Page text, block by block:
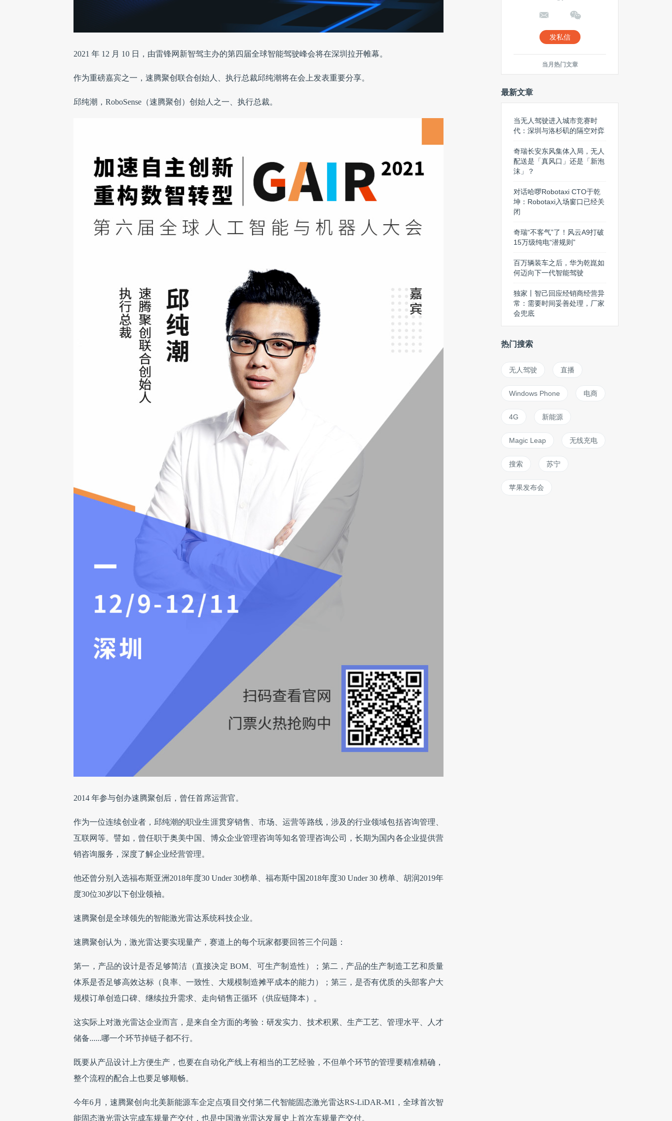
2021 年 12 月 10 日，由雷锋网新智驾主办的第四届全球智能驾驶峰会将在深圳拉开帷幕。
作为重磅嘉宾之一，速腾聚创联合创始人、执行总裁邱纯潮将在会上发表重要分享。
邱纯潮，RoboSense（速腾聚创）创始人之一、执行总裁。
2014 年参与创办速腾聚创后，曾任首席运营官。
作为一位连续创业者，邱纯潮的职业生涯贯穿销售、市场、运营等路线，涉及的行业领域包括咨询管理、
互联网等。譬如，曾任职于奥美中国、博众企业管理咨询等知名管理咨询公司，长期为国内各企业提供营
销咨询服务，深度了解企业经营管理。
他还曾分别入选福布斯亚洲2018年度30 Under 30榜单、福布斯中国2018年度30 Under 30 榜单、胡润2019年
度30位30岁以下创业领袖。
速腾聚创是全球领先的智能激光雷达系统科技企业。
速腾聚创认为，激光雷达要实现量产，赛道上的每个玩家都要回答三个问题：
第一，产品的设计是否足够简洁（直接决定 BOM、可生产制造性）；第二，产品的生产制造工艺和质量
体系是否足够高效达标（良率、一致性、大规模制造摊平成本的能力）；第三，是否有优质的头部客户大
规模订单创造口碑、继续拉升需求、走向销售正循环（供应链降本）。
这实际上对激光雷达企业而言，是来自全方面的考验：研发实力、技术积累、生产工艺、管理水平、人才
储备......哪一个环节掉链子都不行。
既要从产品设计上方便生产，也要在自动化产线上有相当的工艺经验，不但单个环节的管理要精准精确，
整个流程的配合上也要足够顺畅。
今年6月，速腾聚创向北美新能源车企定点项目交付第二代智能固态激光雷达RS-LiDAR-M1，全球首次智
能固态激光雷达完成车规量产交付，也是中国激光雷达发展史上首次车规量产交付。
发私信
当月热门文章
最新文章
当无人驾驶进入城市竞赛时
代：深圳与洛杉矶的隔空对弈
奇瑞长安东风集体入局，无人
配送是「真风口」还是「新泡
沫」？
对话哈啰Robotaxi CTO于乾
坤：Robotaxi入场窗口已经关
闭
奇瑞“不客气”了！风云A9打破
15万级纯电“潜规则”
百万辆装车之后，华为乾崑如
何迈向下一代智能驾驶
独家丨智己回应经销商经营异
常：需要时间妥善处理，厂家
会兜底
热门搜索
无人驾驶 直播
Windows Phone 电商
4G 新能源
Magic Leap 无线充电
搜索 苏宁
苹果发布会